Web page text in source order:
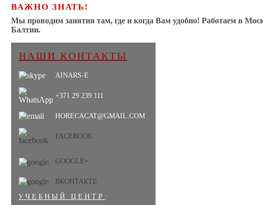
ВАЖНО ЗНАТЬ!
Мы проводим занятия там, где и когда Вам удобно! Работаем в
Балтии.
НАШИ КОНТАКТЫ
AINARS-E
+371 29 239 111
HORECACAT@GMAIL.COM
FACEBOOK
GOOGLE+
ВКОНТАКТЕ
УЧЕБНЫЙ ЦЕНТР :